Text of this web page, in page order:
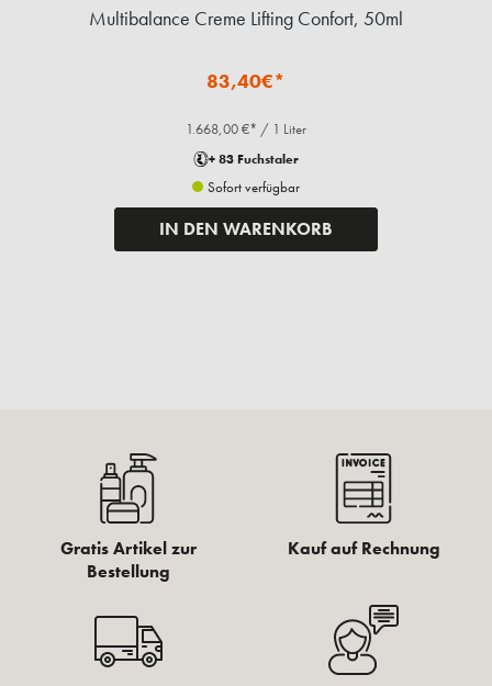
Multibalance Creme Lifting Confort, 50ml
83,40€*
1.668,00 €* / 1 Liter
+ 83 Fuchstaler
Sofort verfügbar
IN DEN WARENKORB
Gratis Artikel zur
Bestellung
Kauf auf Rechnung